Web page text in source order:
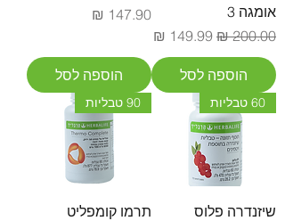
אומגה 3
מחיר רגיל מחיר מבצע
הוספה לסל
מחיר
הוספה לסל
60 טבליות
שיזנדרה פלוס
90 טבליות
תרמו קומפליט